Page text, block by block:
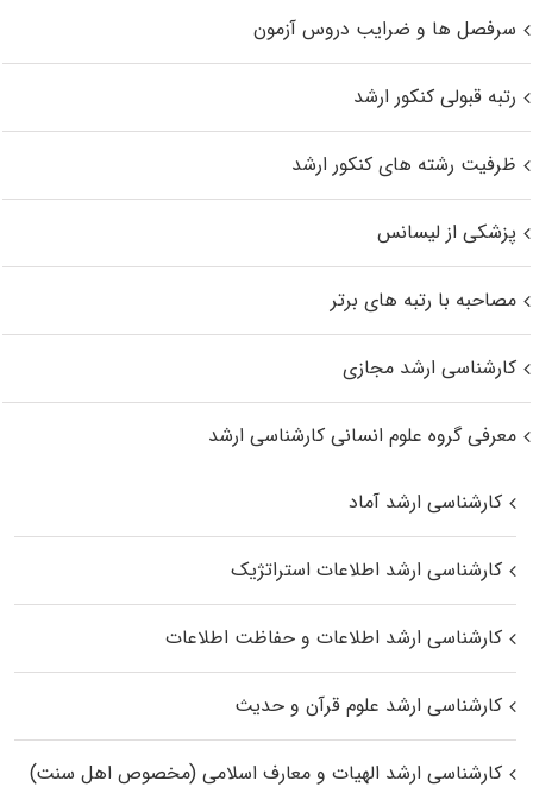
سرفصل ها و ضرایب دروس آزمون
رتبه قبولی کنکور ارشد
ظرفیت رشته های کنکور ارشد
پزشکی از لیسانس
مصاحبه با رتبه های برتر
کارشناسی ارشد مجازی
معرفی گروه علوم انسانی کارشناسی ارشد
کارشناسی ارشد آماد
کارشناسی ارشد اطلاعات استراتژیک
کارشناسی ارشد اطلاعات و حفاظت اطلاعات
کارشناسی ارشد علوم قرآن و حدیث
کارشناسی ارشد الهیات و معارف اسلامی (مخصوص اهل سنت)